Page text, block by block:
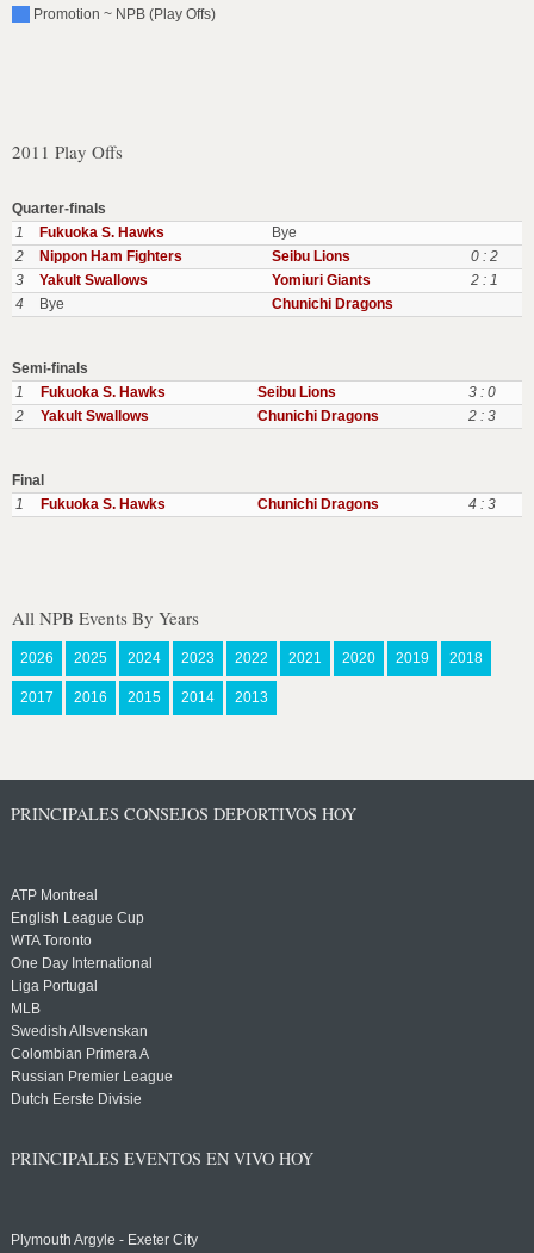
Promotion ~ NPB (Play Offs)
2011 Play Offs
Quarter-finals
1
Fukuoka S. Hawks
Bye
2
Nippon Ham Fighters Seibu Lions
0 : 2
3
Yakult Swallows Yomiuri Giants
2 : 1
4
Bye Chunichi Dragons
Semi-finals
1
Fukuoka S. Hawks Seibu Lions
3 : 0
2
Yakult Swallows Chunichi Dragons 2 : 3
Final
1
Fukuoka S. Hawks Chunichi Dragons 4 : 3
All NPB Events By Years
2026 2025 2024 2023 2022 2021 2020 2019 2018
2017 2016 2015 2014 2013
PRINCIPALES CONSEJOS DEPORTIVOS HOY
ATP Montreal
English League Cup
WTA Toronto
One Day International
Liga Portugal
MLB
Swedish Allsvenskan
Colombian Primera A
Russian Premier League
Dutch Eerste Divisie
PRINCIPALES EVENTOS EN VIVO HOY
Plymouth Argyle - Exeter City